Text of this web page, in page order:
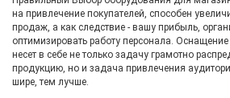
на привлечение покупателей, способен
продаж, а как следствие - вашу прибыль,
оптимизировать работу персонала.
несет в себе не только задачу грамотно
продукцию, но и задача привлечения
шире, тем лучше.